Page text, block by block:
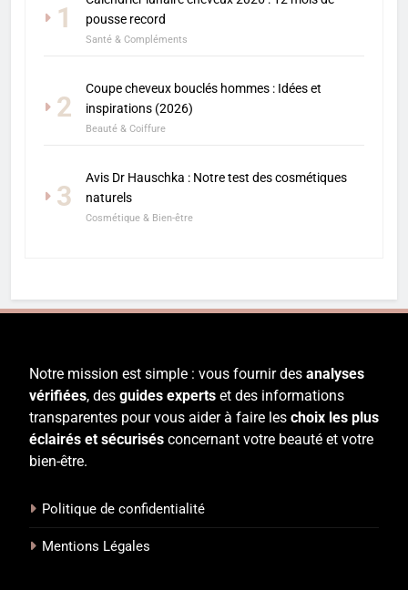
1
pousse record
Santé & Compléments
2
Coupe cheveux bouclés hommes : Idées et
inspirations (2026)
Beauté & Coiffure
3
Avis Dr Hauschka : Notre test des cosmétiques
naturels
Cosmétique & Bien-être
Notre mission est simple : vous fournir des analyses
vérifiées, des guides experts et des informations
transparentes pour vous aider à faire les choix les plus
éclairés et sécurisés concernant votre beauté et votre
bien-être.
Politique de confidentialité
Mentions Légales